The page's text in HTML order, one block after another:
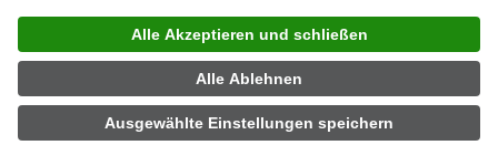
Kontakt Partner Über LINDA Für Apotheker
Investor
Relations
LINDA Apotheke finden
Jetzt App herunterladen
Folgen Sie uns